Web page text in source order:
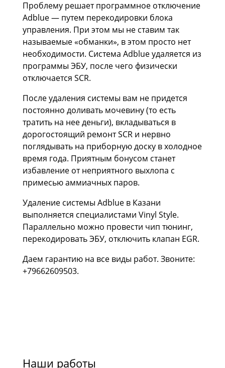
Проблему решает программное отключение
Adblue — путем перекодировки блока
управления. При этом мы не ставим так
называемые «обманки», в этом просто нет
необходимости. Система Adblue удаляется из
программы ЭБУ, после чего физически
отключается SCR.
После удаления системы вам не придется
постоянно доливать мочевину (то есть
тратить на нее деньги), вкладываться в
дорогостоящий ремонт SCR и нервно
поглядывать на приборную доску в холодное
время года. Приятным бонусом станет
избавление от неприятного выхлопа с
примесью аммиачных паров.
Удаление системы Adblue в Казани
выполняется специалистами Vinyl Style.
Параллельно можно провести чип тюнинг,
перекодировать ЭБУ, отключить клапан EGR.
Даем гарантию на все виды работ. Звоните:
+79662609503.
Наши работы